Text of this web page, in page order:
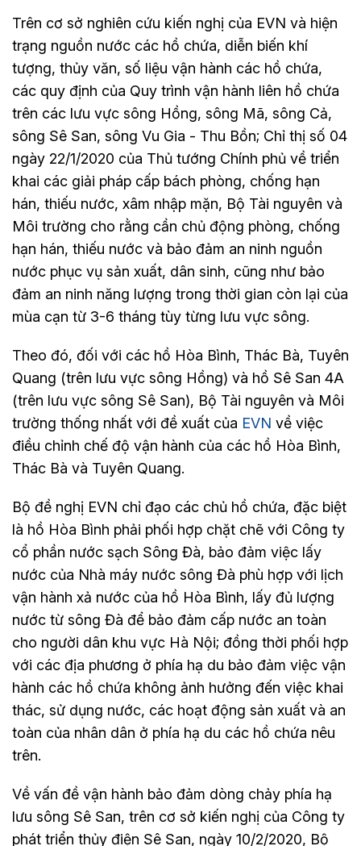
Trên cơ sở nghiên cứu kiến nghị của EVN và hiện
trạng nguồn nước các hồ chứa, diễn biến khí
tượng, thủy văn, số liệu vận hành các hồ chứa,
các quy định của Quy trình vận hành liên hồ chứa
trên các lưu vực sông Hồng, sông Mã, sông Cả,
sông Sê San, sông Vu Gia - Thu Bồn; Chỉ thị số 04
ngày 22/1/2020 của Thủ tướng Chính phủ về triển
khai các giải pháp cấp bách phòng, chống hạn
hán, thiếu nước, xâm nhập mặn, Bộ Tài nguyên và
Môi trường cho rằng cần chủ động phòng, chống
hạn hán, thiếu nước và bảo đảm an ninh nguồn
nước phục vụ sản xuất, dân sinh, cũng như bảo
đảm an ninh năng lượng trong thời gian còn lại của
mùa cạn từ 3-6 tháng tùy từng lưu vực sông.
Theo đó, đối với các hồ Hòa Bình, Thác Bà, Tuyên
Quang (trên lưu vực sông Hồng) và hồ Sê San 4A
(trên lưu vực sông Sê San), Bộ Tài nguyên và Môi
trường thống nhất với đề xuất của EVN về việc
điều chỉnh chế độ vận hành của các hồ Hòa Bình,
Thác Bà và Tuyên Quang.
Bộ đề nghị EVN chỉ đạo các chủ hồ chứa, đặc biệt
là hồ Hòa Bình phải phối hợp chặt chẽ với Công ty
cổ phần nước sạch Sông Đà, bảo đảm việc lấy
nước của Nhà máy nước sông Đà phù hợp với lịch
vận hành xả nước của hồ Hòa Bình, lấy đủ lượng
nước từ sông Đà để bảo đảm cấp nước an toàn
cho người dân khu vực Hà Nội; đồng thời phối hợp
với các địa phương ở phía hạ du bảo đảm việc vận
hành các hồ chứa không ảnh hưởng đến việc khai
thác, sử dụng nước, các hoạt động sản xuất và an
toàn của nhân dân ở phía hạ du các hồ chứa nêu
trên.
Về vấn đề vận hành bảo đảm dòng chảy phía hạ
lưu sông Sê San, trên cơ sở kiến nghị của Công ty
phát triển thủy điện Sê San, ngày 10/2/2020, Bộ